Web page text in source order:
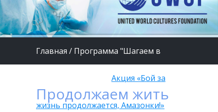
Главная / Программа "Шагаем в
Акция «Бой за
жизнь продолжается, Амазонки!»
Продолжаем жить